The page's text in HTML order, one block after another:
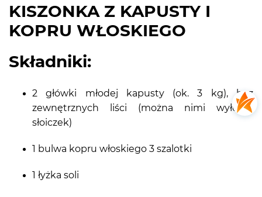
KISZONKA Z KAPUSTY I
KOPRU WŁOSKIEGO
Składniki:
2 główki młodej kapusty (ok. 3 kg), bez
zewnętrznych liści (można nimi wyłożyć
słoiczek)
1 bulwa kopru włoskiego 3 szalotki
1 łyżka soli